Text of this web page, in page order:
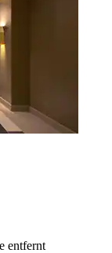
entfernt